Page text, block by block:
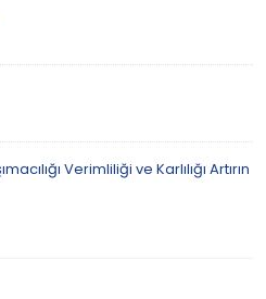
Verimliliği ve Karlılığı Artırın